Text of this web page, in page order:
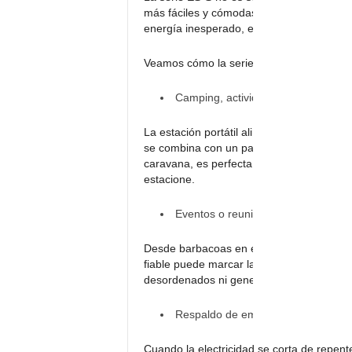
más fáciles y cómodas. Ya sea
energía inesperado, es necesario contar
Veamos cómo la serie ES-S se adapta a
Camping, actividades al aire libre y
La estación portátil alimenta luces,
se combina con un panel solar, se podrá
caravana, es perfecta para los sistemas
estacione.
Eventos o reuniones al aire libre:
Desde barbacoas en el jardín hasta
fiable puede marcar la diferencia. La
desordenados ni generadores ruidosos.
Respaldo de emergencia:
Cuando la electricidad se corta de